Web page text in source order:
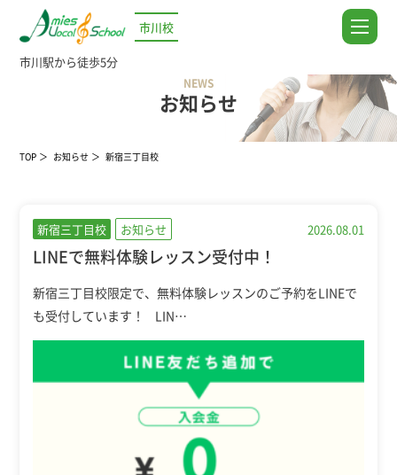
市川校
市川駅から徒歩5分
NEWS
お知らせ
TOP お知らせ 新宿三丁目校
新宿三丁目校 お知らせ 2026.08.01
LINEで無料体験レッスン受付中！
新宿三丁目校限定で、無料体験レッスンのご予約をLINEで
も受付しています！ LIN…